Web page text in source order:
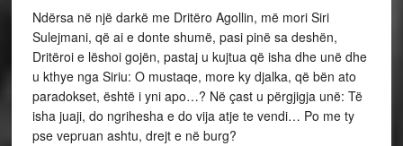
Ndërsa në një darkë me Dritëro Agollin, më mori Siri
Sulejmani, që ai e donte shumë, pasi pinë sa deshën,
Dritëroi e lëshoi gojën, pastaj u kujtua që isha dhe unë dhe
u kthye nga Siriu: O mustaqe, more ky djalka, që bën ato
paradokset, është i yni apo…? Në çast u përgjigja unë: Të
isha juaji, do ngrihesha e do vija atje te vendi… Po me ty
pse vepruan ashtu, drejt e në burg?